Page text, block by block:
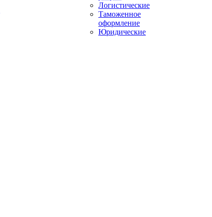
Логистические
Таможенное
оформление
Юридические